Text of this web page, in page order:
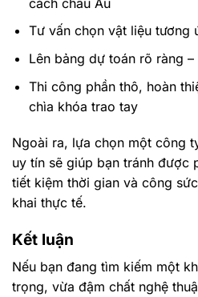
Tư vấn chọn vật liệu tương
Lên bảng dự toán rõ ràng –
Thi công phần thô, hoàn
chìa khóa trao tay
Ngoài ra, lựa chọn một công
uy tín sẽ giúp bạn tránh được
tiết kiệm thời gian và công
khai thực tế.
Kết luận
Nếu bạn đang tìm kiếm một
trọng, vừa đậm chất nghệ